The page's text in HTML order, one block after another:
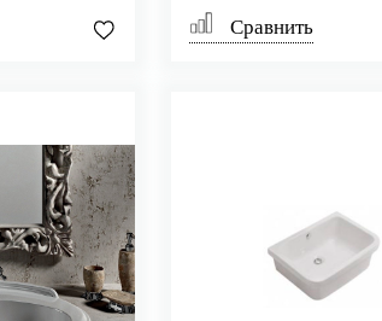
Сравнить